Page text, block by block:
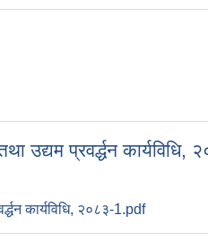
उद्यम प्रवर्द्धन कार्यविधि,
कार्यविधि, २०८३-1.pdf